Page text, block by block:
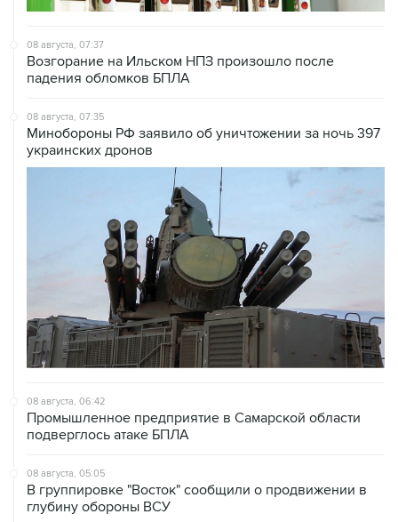
08 августа, 07:37
падения обломков БПЛА
08 августа, 07:35
украинских дронов
08 августа, 06:42
подверглось атаке БПЛА
08 августа, 05:05
глубину обороны ВСУ